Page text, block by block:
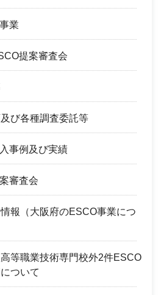
業
提案審査会
び各種調査委託等
事例及び実績
審査会
報（大阪府のESCO事業につ
等職業技術専門校外2件ESCO
ついて